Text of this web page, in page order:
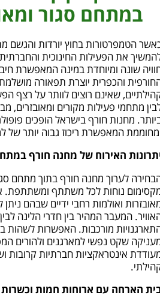
במתחם סגור
הטמפרטורות בחוץ יורדות והגשם
את הפעילות החינוכית
שונה ומיוחדת במינה המאפשרת
והכפרית יוצרת תפאורה מושלמת
שאינם רוצים לוותר על רצף
מתחמי פעילות מקורים ומאובזרים,
מחנות חורף בישראל הופכים
המאפשרת ריכוז גבוה יותר של
האירוח של מחנה חורף
לערוך מחנה חורף בתוך מתחם
נוחות לכל משתתף ומשתתפת.
ואולמות רחבי ידיים שבהם
המעבר המהיר בין חדרי הלינה
מורכבות. האפשרות לשהות
שקט נפשי למארגנים ולהורים
אינטראקציות חברתיות קרובות
הארחה עם ארוחות חמות וכשרות